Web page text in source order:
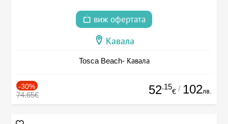
виж офертата
Кавала
Tosca Beach- Кавала
-30%
74.65€ 52.15
€ / 102лв.